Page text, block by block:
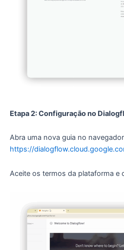
Etapa 2: Configuração no
Abra uma nova guia no
https://
Aceite os termos da plataforma e